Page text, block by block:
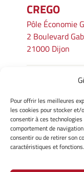
Pour offrir les meilleures
les cookies pour stocker et/
consentir à ces
comportement de
consentir ou de retirer son
caractéristiques et fonctions.
CREGO
Pôle Économie
2 Boulevard
21000 Dijon
Mentions
Gérer mes
Politique de